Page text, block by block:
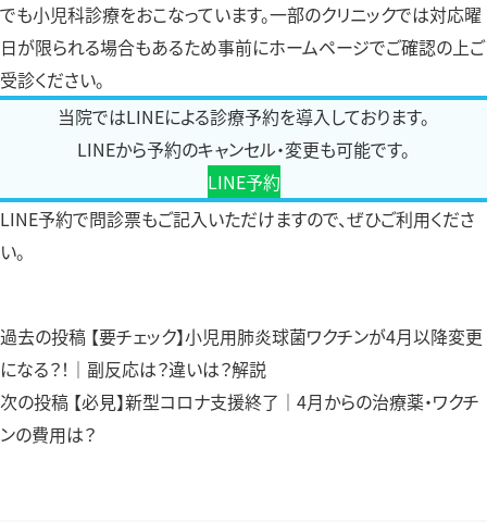
でも小児科診療をおこなっています。一部のクリニックでは対応曜
日が限られる場合もあるため事前にホームページでご確認の上ご
受診ください。
当院ではLINEによる診療予約を導入しております。
LINEから予約のキャンセル・変更も可能です。
LINE予約
LINE予約で問診票もご記入いただけますので、ぜひご利用くださ
い。
投
稿
ナ
過去の投稿 過
去
の
投
【要チェック】小児用肺炎球菌ワクチンが4月以降変更
になる？！｜副反応は？違いは？解説
次の投稿 次
の
【必見】新型コロナ支援終了｜4月からの治療薬・ワクチ
ンの費用は？